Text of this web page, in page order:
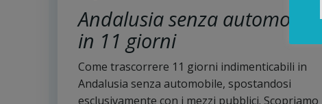
Andalusia senza automobile
in 11 giorni
Come trascorrere 11 giorni indimenticabili in
Andalusia senza automobile, spostandosi
esclusivamente con i mezzi pubblici. Scopriamo